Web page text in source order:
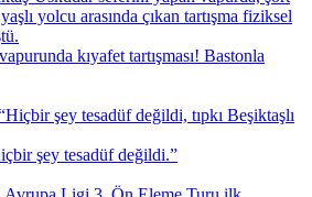
kıyafet tartışması! Bastonla
şey tesadüf değildi.”